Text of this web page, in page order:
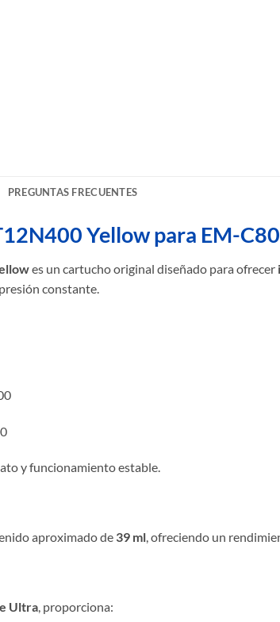
PREGUNTAS FRECUENTES
Yellow para EM-
es un cartucho original diseñado para ofrecer
constante.
y funcionamiento estable.
aproximado de 39 ml, ofreciendo un
Ultra, proporciona: